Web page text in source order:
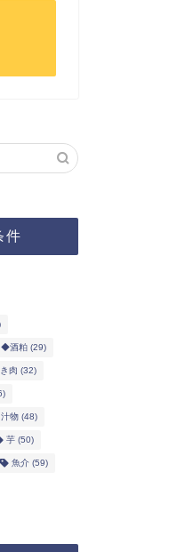
件
◆酒粕(29)
肉 (32)
汁物(48)
芋(50)
魚介(59)